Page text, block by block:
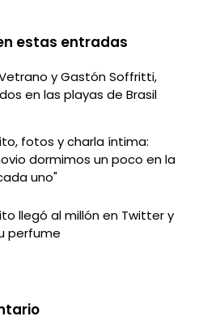
estas entradas
y Gastón Soffritti,
en las playas de Brasil
fotos y charla íntima:
dormimos un poco en la
uno"
llegó al millón en Twitter y
perfume